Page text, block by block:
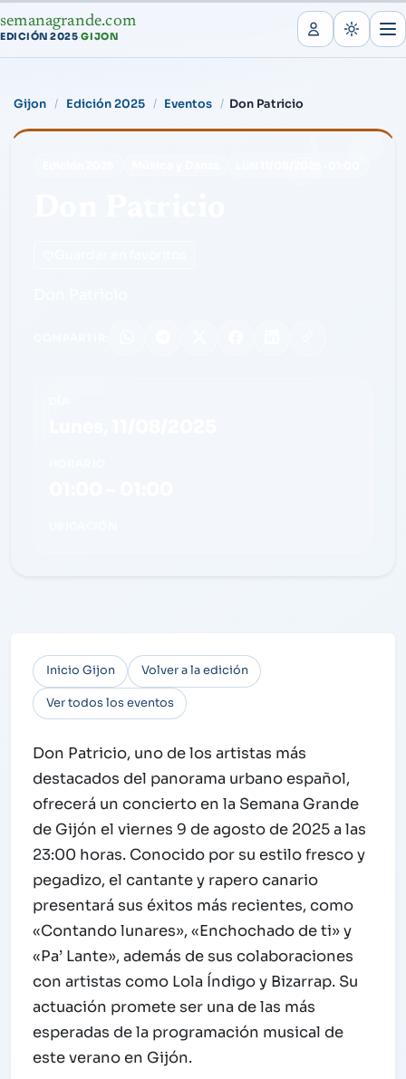
semanagrande.com
EDICIÓN 2025·GIJON
Gijon Edición 2025 Eventos Don Patricio
Inicio Gijon Volver a la edición
Ver todos los eventos
Don Patricio, uno de los artistas más
destacados del panorama urbano español,
ofrecerá un concierto en la Semana Grande
de Gijón el viernes 9 de agosto de 2025 a las
23:00 horas. Conocido por su estilo fresco y
pegadizo, el cantante y rapero canario
presentará sus éxitos más recientes, como
«Contando lunares», «Enchochado de ti» y
«Pa’ Lante», además de sus colaboraciones
con artistas como Lola Índigo y Bizarrap. Su
actuación promete ser una de las más
esperadas de la programación musical de
este verano en Gijón.